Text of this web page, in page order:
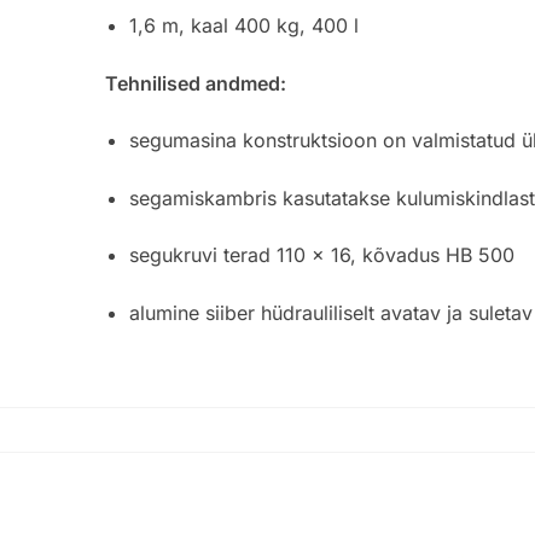
1,6 m, kaal 400 kg, 400 l
Tehnilised andmed:
segumasina konstruktsioon on valmistatud
segamiskambris kasutatakse
segukruvi terad 110 × 16, kõvadus HB 500
alumine siiber hüdrauliliselt avatav ja suletav